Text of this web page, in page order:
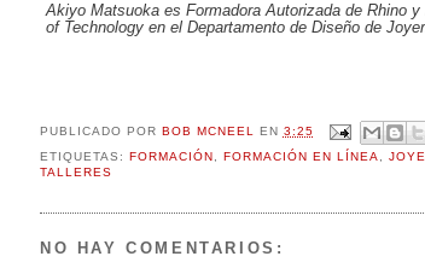
Akiyo Matsuoka es Formadora Autorizada de Rhino
of Technology en el Departamento de Diseño de
PUBLICADO POR BOB MCNEEL EN 3:25
ETIQUETAS:
FORMACIÓN , FORMACIÓN EN LÍNEA,
TALLERES
NO HAY COMENTARIOS: